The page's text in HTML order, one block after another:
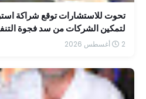
تحوت للاستشارات توقع شراكة
لتمكين الشركات من سد فجوة
الإقليمية
2 أغسطس 2026